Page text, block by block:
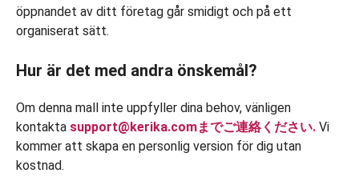
öppnandet av ditt företag går smidigt och på ett
organiserat sätt.
Hur är det med andra önskemål?
Om denna mall inte uppfyller dina behov, vänligen
kontakta support@kerika.comまでご連絡ください. Vi
kommer att skapa en personlig version för dig utan
kostnad.